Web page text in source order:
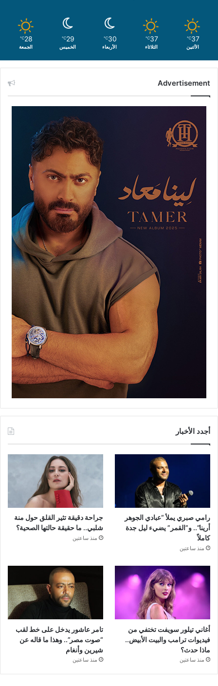
37
℃
الأثنين
37
℃
الثلاثاء
30
℃
الأربعاء
29
℃
الخميس
28
℃
الجمعة
Advertisement
أجدد الأخبار
رامي صبري يملأ “عبادي الجوهر
أرينا”.. و”القمر” يضيء ليل جدة
كاملاً
منذ ساعتين
جراحة دقيقة تثير القلق حول منة
شلبي.. ما حقيقة حالتها الصحية؟
منذ ساعتين
أغاني تيلور سويفت تختفي من
فيديوات ترامب والبيت الأبيض..
ماذا حدث؟
منذ ساعتين
تامر عاشور يدخل على خط لقب
“صوت مصر”.. وهذا ما قاله عن
شيرين وأنغام
منذ ساعتين